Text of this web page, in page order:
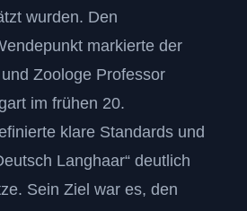
wurden. Den
markierte der
Zoologe Professor
im frühen 20.
klare Standards und
Langhaar“ deutlich
Sein Ziel war es, den